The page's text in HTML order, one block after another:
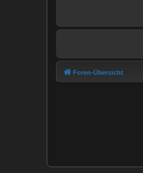
Foren-Übersicht